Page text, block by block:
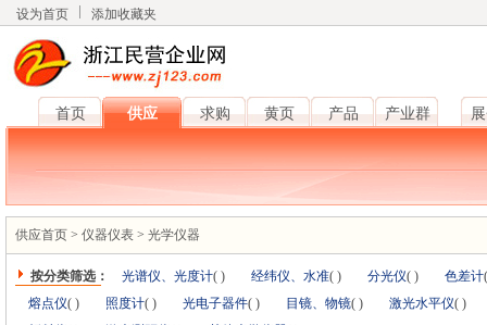
设为首页 添加收藏夹
首页 供应 求购 黄页 产品 产业群
供应首页 > 仪器仪表 > 光学仪器
按分类筛选： 光谱仪、光度计( ) 经纬仪、水准( ) 分光仪( ) 色差计(
熔点仪( ) 照度计( ) 光电子器件( ) 目镜、物镜( ) 激光水平仪( )